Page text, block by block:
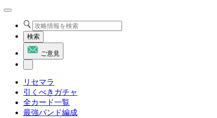
検索
ご意見
リセマラ
引くべきガチャ
全カード一覧
最強バンド編成